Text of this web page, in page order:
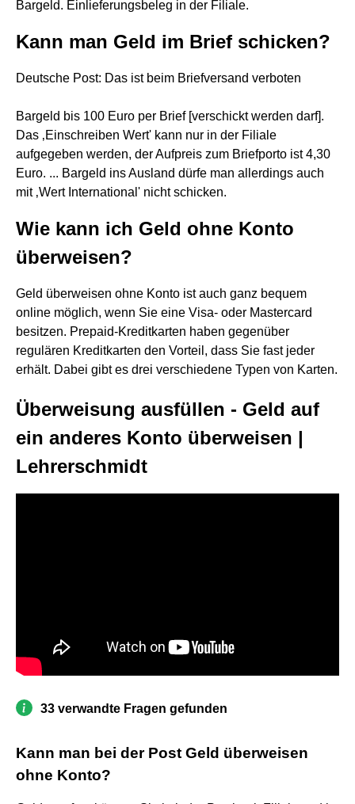
Bargeld. Einlieferungsbeleg in der Filiale.
Kann man Geld im Brief schicken?
Deutsche Post: Das ist beim Briefversand verboten
Bargeld bis 100 Euro per Brief [verschickt werden darf].
Das ‚Einschreiben Wert' kann nur in der Filiale
aufgegeben werden, der Aufpreis zum Briefporto ist 4,30
Euro. ... Bargeld ins Ausland dürfe man allerdings auch
mit ‚Wert International' nicht schicken.
Wie kann ich Geld ohne Konto
überweisen?
Geld überweisen ohne Konto ist auch ganz bequem
online möglich, wenn Sie eine Visa- oder Mastercard
besitzen. Prepaid-Kreditkarten haben gegenüber
regulären Kreditkarten den Vorteil, dass Sie fast jeder
erhält. Dabei gibt es drei verschiedene Typen von Karten.
Überweisung ausfüllen - Geld auf
ein anderes Konto überweisen |
Lehrerschmidt
33 verwandte Fragen gefunden
Kann man bei der Post Geld überweisen
ohne Konto?